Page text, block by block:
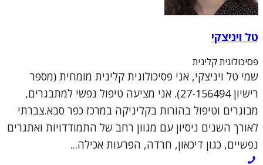
טל ויניצקי
פסיכולוגית קלינית
שמי טל ויניצקי, אני פסיכולוגית קלינית מומחית (מספר
רישיון 27-156494). אני מציעה טיפול נפשי למתבגרים,
מבוגרים וטיפול בהורות בקליניקה במרכז כפר סבא.צברתי
לאורך השנים ניסיון עם מגוון רחב של התמודדויות ואתגרים
נפשיים, כגון דיכאון, חרדה, הפרעות אכילה...